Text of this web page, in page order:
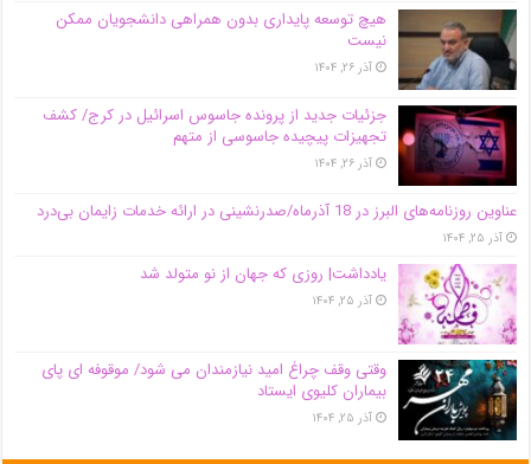
هیچ توسعه پایداری بدون همراهی دانشجویان ممکن
نیست
آذر ۲۶, ۱۴۰۴
جزئیات جدید از پرونده جاسوس اسرائیل در کرج/‌ کشف
تجهیزات پیچیده جاسوسی از متهم
آذر ۲۶, ۱۴۰۴
عناوین روزنامه‌های البرز در ‌18 آذرماه/صدرنشینی در ارائه خدمات زایمان بی‌درد
آذر ۲۵, ۱۴۰۴
یادداشت| روزی که جهان از نو متولد شد
آذر ۲۵, ۱۴۰۴
وقتی وقف چراغ امید نیازمندان می شود/ موقوفه ای پای
بیماران کلیوی ایستاد
آذر ۲۵, ۱۴۰۴